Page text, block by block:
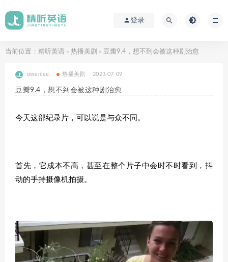
登录
当前位置： 精听英语 > 热播美剧 > 豆瓣9.4，想不到会被这种剧治愈
owenlee 热播美剧 2023-07-09
豆瓣9.4，想不到会被这种剧治愈
今天这部纪录片，可以说是与众不同。
首先，它成本不高，甚至在整个片子中会时不时看到，抖
动的手持摄像机拍摄。